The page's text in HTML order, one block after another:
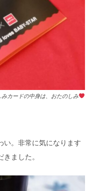
みカードの中身は、おたのしみ
い。非常に気になります
ました。